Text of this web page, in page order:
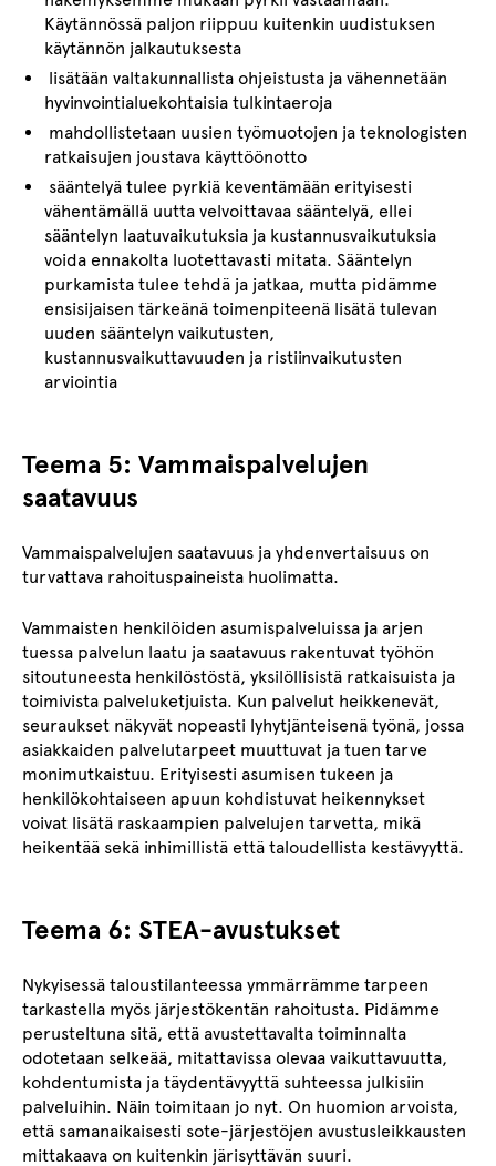
Käytännössä paljon riippuu kuitenkin uudistuksen
käytännön jalkautuksesta
lisätään valtakunnallista ohjeistusta ja vähennetään
hyvinvointialuekohtaisia tulkintaeroja
mahdollistetaan uusien työmuotojen ja teknologisten
ratkaisujen joustava käyttöönotto
sääntelyä tulee pyrkiä keventämään erityisesti
vähentämällä uutta velvoittavaa sääntelyä, ellei
sääntelyn laatuvaikutuksia ja kustannusvaikutuksia
voida ennakolta luotettavasti mitata. Sääntelyn
purkamista tulee tehdä ja jatkaa, mutta pidämme
ensisijaisen tärkeänä toimenpiteenä lisätä tulevan
uuden sääntelyn vaikutusten,
kustannusvaikuttavuuden ja ristiinvaikutusten
arviointia
Teema 5: Vammaispalvelujen
saatavuus
Vammaispalvelujen saatavuus ja yhdenvertaisuus on
turvattava rahoituspaineista huolimatta.
Vammaisten henkilöiden asumispalveluissa ja arjen
tuessa palvelun laatu ja saatavuus rakentuvat työhön
sitoutuneesta henkilöstöstä, yksilöllisistä ratkaisuista ja
toimivista palveluketjuista. Kun palvelut heikkenevät,
seuraukset näkyvät nopeasti lyhytjänteisenä työnä, jossa
asiakkaiden palvelutarpeet muuttuvat ja tuen tarve
monimutkaistuu. Erityisesti asumisen tukeen ja
henkilökohtaiseen apuun kohdistuvat heikennykset
voivat lisätä raskaampien palvelujen tarvetta, mikä
heikentää sekä inhimillistä että taloudellista kestävyyttä.
Teema 6: STEA-avustukset
Nykyisessä taloustilanteessa ymmärrämme tarpeen
tarkastella myös järjestökentän rahoitusta. Pidämme
perusteltuna sitä, että avustettavalta toiminnalta
odotetaan selkeää, mitattavissa olevaa vaikuttavuutta,
kohdentumista ja täydentävyyttä suhteessa julkisiin
palveluihin. Näin toimitaan jo nyt. On huomion arvoista,
että samanaikaisesti sote-järjestöjen avustusleikkausten
mittakaava on kuitenkin järisyttävän suuri.